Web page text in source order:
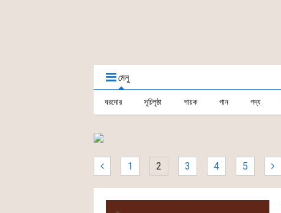
মেনু
ঘরদোর সূচিপৃষ্ঠা গায়ক গান গদ্য
1 2 3 4 5